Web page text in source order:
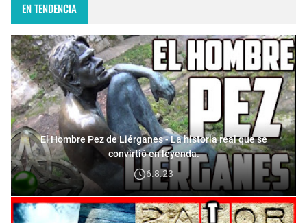
EN TENDENCIA
El Hombre Pez de Liérganes - La historia real que se
convirtió en leyenda.
6.8.23